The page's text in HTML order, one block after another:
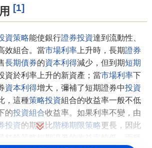
[1]
資策略能使銀行證券投資達到流動性、
效組合。當市場利率 上升時，長期證券
長期債券的資本利得減少，但到期短期
資於利率上升的新資產；當市場利率下
資本利得增大，彌補了短期證券中投資
，這種策略投資組合的收益率一般不低
的投資組合收益率。如果利率不變，由
投資的期限比階梯期限策略更長，因此
收益率